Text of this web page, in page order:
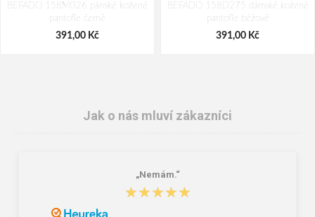
BEFADO 158M026 pánské kožené
pantofle černé
391,00 Kč
BEFADO 158D275 dámské kožené
pantofle béžové
391,00 Kč
Jak o nás mluví zákazníci
„Nemám.“
★★★★★
★★★★★